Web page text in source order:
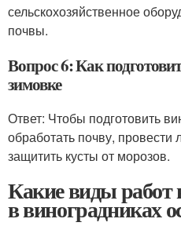
сельскохозяйственное
почвы.
Вопрос 6: Как
зимовке
Ответ: Чтобы подготовить
обработать почву, провести
защитить кусты от морозов.
Какие виды работ
в виноградниках